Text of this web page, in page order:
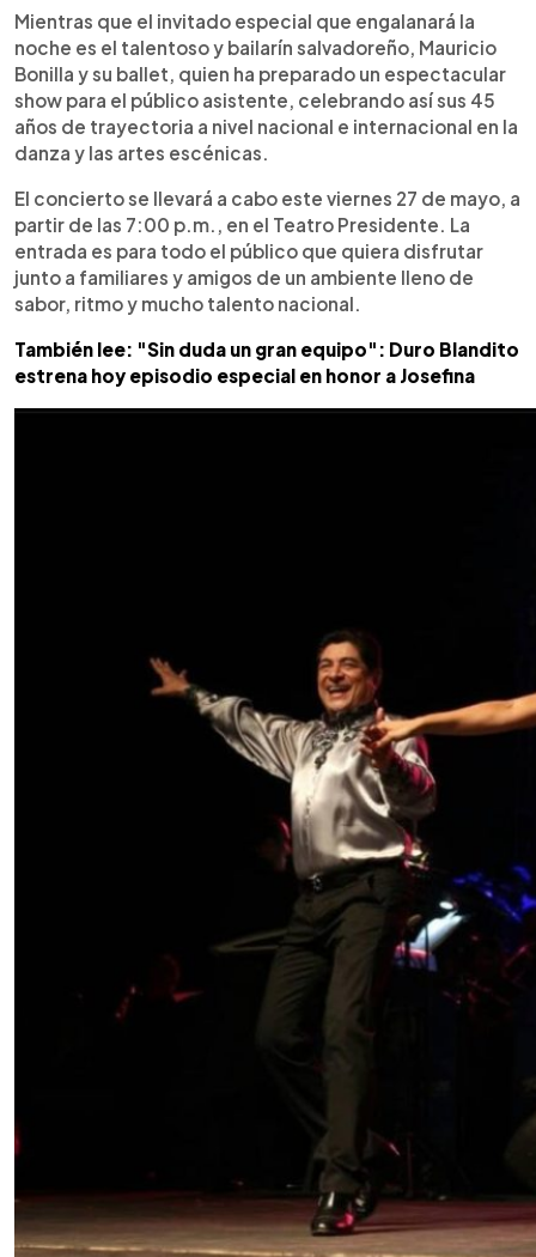
Mientras que el invitado especial que engalanará la
noche es el talentoso y bailarín salvadoreño, Mauricio
Bonilla y su ballet, quien ha preparado un espectacular
show para el público asistente, celebrando así sus 45
años de trayectoria a nivel nacional e internacional en la
danza y las artes escénicas.
El concierto se llevará a cabo este viernes 27 de mayo, a
partir de las 7:00 p.m., en el Teatro Presidente. La
entrada es para todo el público que quiera disfrutar
junto a familiares y amigos de un ambiente lleno de
sabor, ritmo y mucho talento nacional.
También lee: "Sin duda un gran equipo": Duro Blandito
estrena hoy episodio especial en honor a Josefina